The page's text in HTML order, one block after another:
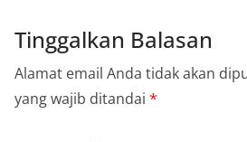
Tinggalkan Balasan
Alamat email Anda tidak akan
yang wajib ditandai *